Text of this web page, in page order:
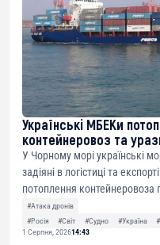
Українські МБЕКи
контейнеровоз та
У Чорному морі українські
задіяні в логістиці та
потоплення контейнеровоза
#Атака дронів
#Росія
#Світ #Судно #Україна
1 Серпня, 202614:43